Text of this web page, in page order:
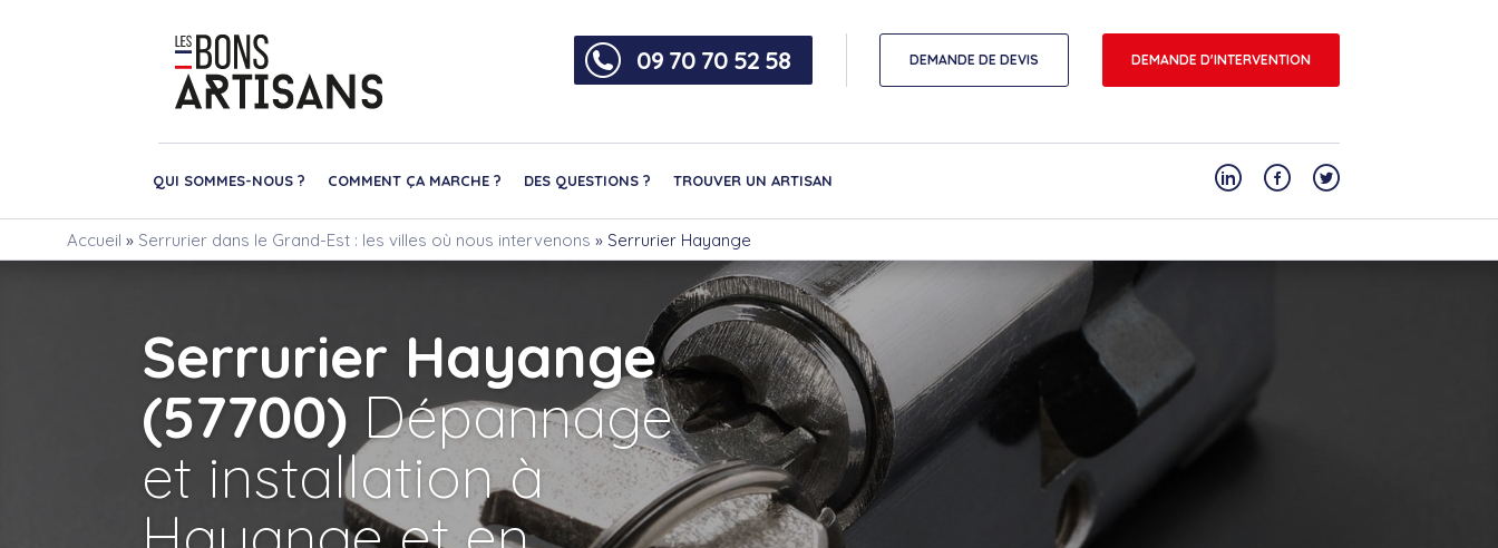
09 70 70 52 58 DEMANDE DE DEVIS DEMANDE D'INTERVENTION
QUI SOMMES-NOUS ? COMMENT ÇA MARCHE ? DES QUESTIONS ? TROUVER UN ARTISAN
Accueil » Serrurier dans le Grand-Est : les villes où nous intervenons » Serrurier Hayange
Serrurier Hayange
(57700) Dépannage
et installation à